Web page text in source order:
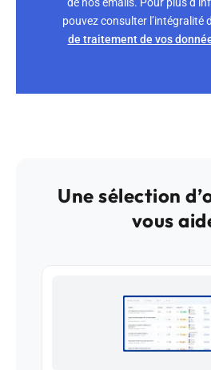
pouvez consulter l’intégralité
de traitement de vos
Une sélection
vous